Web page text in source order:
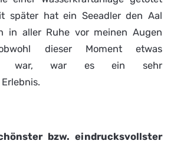
später hat ein Seeadler den Aal
in aller Ruhe vor meinen Augen
dieser Moment etwas
war, war es ein sehr
bzw. eindrucksvollster